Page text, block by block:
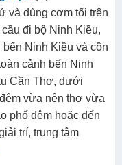
và dùng cơm tối trên
đi bộ Ninh Kiều,
Ninh Kiều và cồn
cảnh bến Ninh
Cần Thơ, dưới
vừa nên thơ vừa
phố đêm hoặc đến
trí, trung tâm